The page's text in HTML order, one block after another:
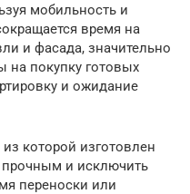
мобильность и
время на
и фасада, значительно
на покупку готовых
и ожидание
которой изготовлен
прочным и исключить
переноски или